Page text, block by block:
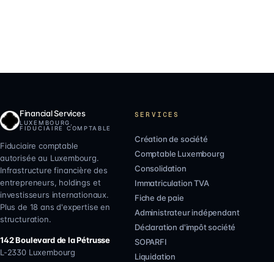
Financial Services
LUXEMBOURG,
FIDUCIAIRE COMPTABLE
Fiduciaire comptable
autorisée au Luxembourg.
Infrastructure financière des
entrepreneurs, holdings et
investisseurs internationaux.
Plus de 18 ans d'expertise en
structuration.
142 Boulevard de la Pétrusse
L-2330 Luxembourg
SERVICES
Création de société
Comptable Luxembourg
Consolidation
Immatriculation TVA
Fiche de paie
Administrateur indépendant
Déclaration d'impôt société
SOPARFI
Liquidation